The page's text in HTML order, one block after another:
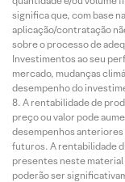
significa que, com base
aplicação/contratação
sobre o processo de
Investimentos ao seu
mercado, mudanças
desempenho do
A rentabilidade de
preço ou valor pode
desempenhos
futuros. A rentabilidade
presentes neste material
poderão ser